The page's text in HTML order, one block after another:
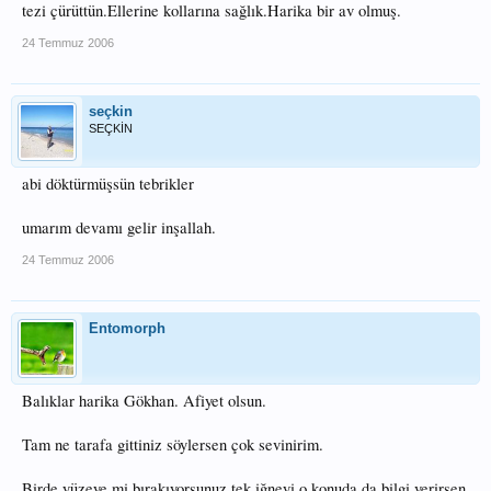
tezi çürüttün.Ellerine kollarına sağlık.Harika bir av olmuş.
24 Temmuz 2006
seçkin
SEÇKİN
abi döktürmüşsün tebrikler
umarım devamı gelir inşallah.
24 Temmuz 2006
Entomorph
Balıklar harika Gökhan. Afiyet olsun.
Tam ne tarafa gittiniz söylersen çok sevinirim.